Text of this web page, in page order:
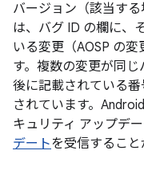
バージョン（該当す
は、バグ ID の欄に、
いる変更（AOSP の
す。複数の変更が同
後に記載されている
されています。
キュリティ アップデ
デートを受信すること